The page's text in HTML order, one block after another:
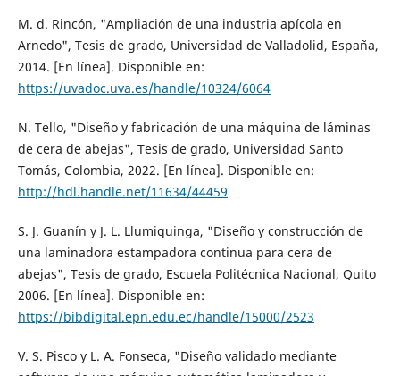
M. d. Rincón, "Ampliación de una industria apícola en
Arnedo", Tesis de grado, Universidad de Valladolid, España,
2014. [En línea]. Disponible en:
https://uvadoc.uva.es/handle/10324/6064
N. Tello, "Diseño y fabricación de una máquina de láminas
de cera de abejas", Tesis de grado, Universidad Santo
Tomás, Colombia, 2022. [En línea]. Disponible en:
http://hdl.handle.net/11634/44459
S. J. Guanín y J. L. Llumiquinga, "Diseño y construcción de
una laminadora estampadora continua para cera de
abejas", Tesis de grado, Escuela Politécnica Nacional, Quito
2006. [En línea]. Disponible en:
https://bibdigital.epn.edu.ec/handle/15000/2523
V. S. Pisco y L. A. Fonseca, "Diseño validado mediante